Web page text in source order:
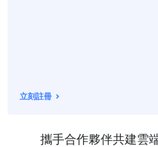
立刻註冊
攜手合作夥伴共建雲